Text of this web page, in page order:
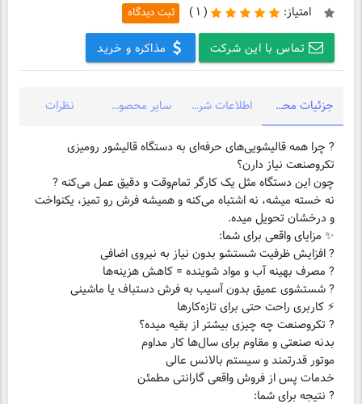
امتیاز:
( ۱ ) ثبت دیدگاه
تماس با این شرکت مذاکره و خرید
جزئیات محصول اطلاعات شرکت سایر محصولات شرکت نظرات
? چرا همه قالیشویی‌های حرفه‌ای به دستگاه قالیشور رومیزی
تکروصنعت نیاز دارن؟
نه خسته میشه، نه اشتباه می‌کنه و همیشه فرش رو تمیز، یکنواخت
و درخشان تحویل میده.
✨ مزایای واقعی برای شما:
? افزایش ظرفیت شستشو بدون نیاز به نیروی اضافی
? مصرف بهینه آب و مواد شوینده = کاهش هزینه‌ها
? شستشوی عمیق بدون آسیب به فرش دستباف یا ماشینی
⚡ کاربری راحت حتی برای تازه‌کارها
? تکروصنعت چه چیزی بیشتر از بقیه میده؟
بدنه صنعتی و مقاوم برای سال‌ها کار مداوم
موتور قدرتمند و سیستم بالانس عالی
خدمات پس از فروش واقعی گارانتی مطمئن